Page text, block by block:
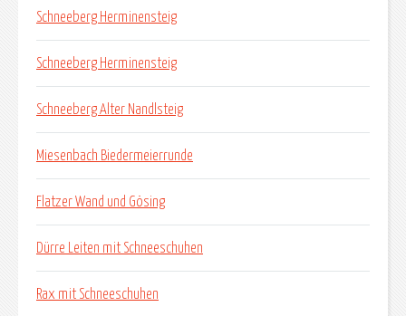
Schneeberg Herminensteig
Schneeberg Herminensteig
Schneeberg Alter Nandlsteig
Miesenbach Biedermeierrunde
Flatzer Wand und Gösing
Dürre Leiten mit Schneeschuhen
Rax mit Schneeschuhen